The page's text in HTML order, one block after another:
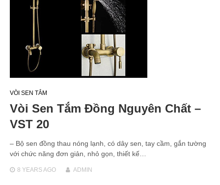
VÒI SEN TẮM
Vòi Sen Tắm Đồng Nguyên Chất –
VST 20
– Bộ sen đồng thau nóng lạnh, có dây sen, tay cầm, gắn tường
với chức năng đơn giản, nhỏ gọn, thiết kế…
8 YEARSAGO ADMIN